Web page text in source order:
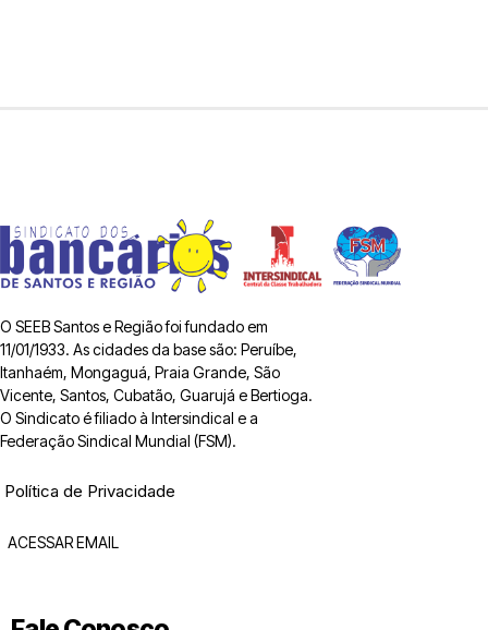
O SEEB Santos e Região foi fundado em
11/01/1933. As cidades da base são: Peruíbe,
Itanhaém, Mongaguá, Praia Grande, São
Vicente, Santos, Cubatão, Guarujá e Bertioga.
O Sindicato é filiado à Intersindical e a
Federação Sindical Mundial (FSM).
Política de Privacidade
ACESSAR EMAIL